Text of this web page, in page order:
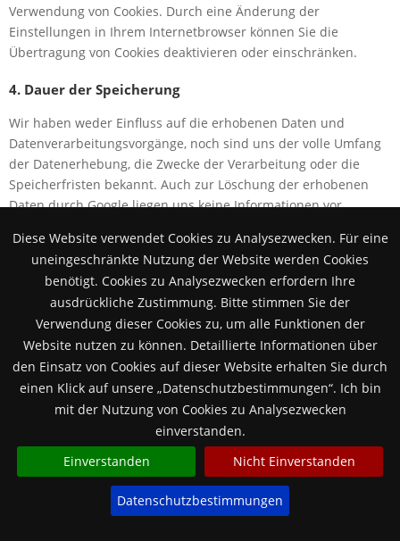
Diese Website verwendet Cookies zu Analysezwecken. Für eine
uneingeschränkte Nutzung der Website werden Cookies
benötigt. Cookies zu Analysezwecken erfordern Ihre
ausdrückliche Zustimmung. Bitte stimmen Sie der
Verwendung dieser Cookies zu, um alle Funktionen der
Website nutzen zu können. Detaillierte Informationen über
den Einsatz von Cookies auf dieser Website erhalten Sie durch
einen Klick auf unsere „Datenschutzbestimmungen“. Ich bin
mit der Nutzung von Cookies zu Analysezwecken
einverstanden.
Einverstanden
Nicht Einverstanden
Datenschutzbestimmungen
Verwendung von Cookies. Durch eine Änderung der
Einstellungen in Ihrem Internetbrowser können Sie die
Übertragung von Cookies deaktivieren oder einschränken.
4. Dauer der Speicherung
Wir haben weder Einfluss auf die erhobenen Daten und
Datenverarbeitungsvorgänge, noch sind uns der volle Umfang
der Datenerhebung, die Zwecke der Verarbeitung oder die
Speicherfristen bekannt. Auch zur Löschung der erhobenen
Daten durch Google liegen uns keine Informationen vor.
5. Widerspruchs- und Beseitigungsmöglichkeiten
Durch eine Änderung der Einstellungen in Ihrem
Internetbrowser können Sie die Übertragung von Cookies
deaktivieren oder einschränken; bereits gespeicherte Cookies
können jederzeit gelöscht werden. Dies kann auch
automatisiert erfolgen. wir weisen Sie jedoch daraufhin, dass
dieser Website vollumfänglich nutzen können. Sie können
darüber hinaus die Erfassung der durch den Cookie erzeugten
und auf Ihre Nutzung der Website bezogenen Daten (inkl. Ihrer
IP-Adresse) an Google sowie die Verarbeitung dieser Daten
durch Google verhindern, indem Sie das unter folgendem Link
verfügbare Browser-Plugin herunterladen und installieren:
https://tools.google.com/dlpage/gaoptout?hl=de.